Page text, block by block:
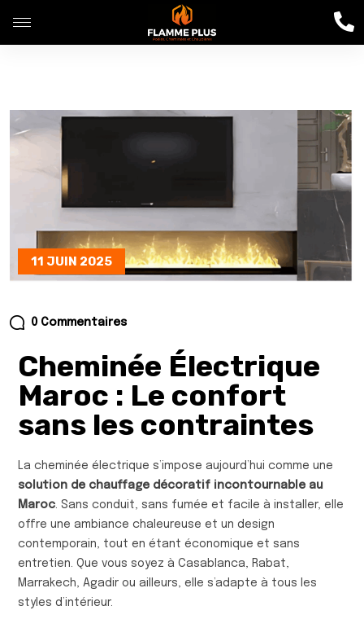
11 JUIN 2025
0 Commentaires
Cheminée Électrique
Maroc : Le confort
sans les contraintes
La cheminée électrique s’impose aujourd’hui comme une
solution de chauffage décoratif incontournable au
Maroc. Sans conduit, sans fumée et facile à installer, elle
offre une ambiance chaleureuse et un design
contemporain, tout en étant économique et sans
entretien. Que vous soyez à Casablanca, Rabat,
Marrakech, Agadir ou ailleurs, elle s’adapte à tous les
styles d’intérieur.